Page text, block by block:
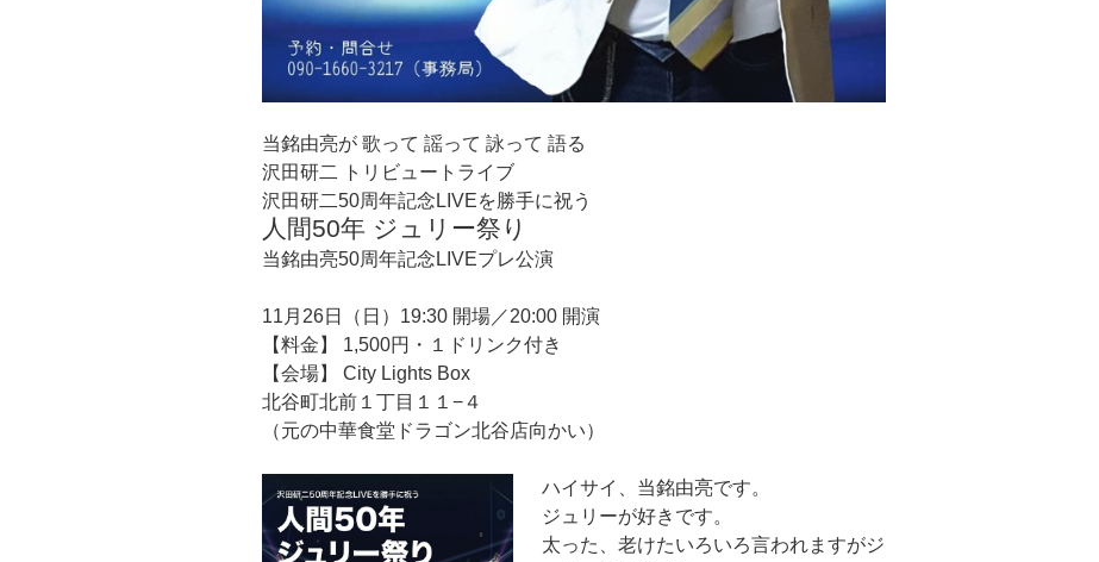
当銘由亮が 歌って 謡って 詠って 語る
沢田研二 トリビュートライブ
沢田研二50周年記念LIVEを勝手に祝う
人間50年 ジュリー祭り
当銘由亮50周年記念LIVEプレ公演
11月26日（日）19:30 開場／20:00 開演
【料金】 1,500円・１ドリンク付き
【会場】 City Lights Box
北谷町北前１丁目１１−４
（元の中華食堂ドラゴン北谷店向かい）
ハイサイ、当銘由亮です。
ジュリーが好きです。
太った、老けたいろいろ言われますがジ